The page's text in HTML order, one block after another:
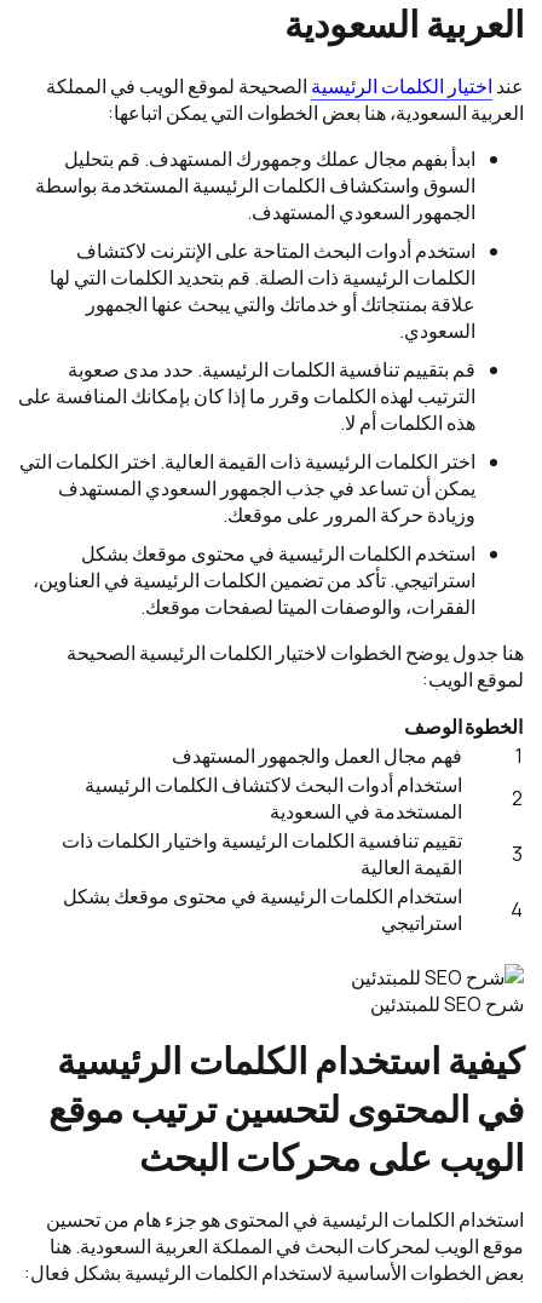
العربية السعودية
عند اختيار الكلمات الرئيسية الصحيحة لموقع الويب في المملكة
العربية السعودية، هنا بعض الخطوات التي يمكن اتباعها:
ابدأ بفهم مجال عملك وجمهورك المستهدف. قم بتحليل
السوق واستكشاف الكلمات الرئيسية المستخدمة بواسطة
الجمهور السعودي المستهدف.
استخدم أدوات البحث المتاحة على الإنترنت لاكتشاف
الكلمات الرئيسية ذات الصلة. قم بتحديد الكلمات التي لها
علاقة بمنتجاتك أو خدماتك والتي يبحث عنها الجمهور
السعودي.
قم بتقييم تنافسية الكلمات الرئيسية. حدد مدى صعوبة
الترتيب لهذه الكلمات وقرر ما إذا كان بإمكانك المنافسة على
هذه الكلمات أم لا.
اختر الكلمات الرئيسية ذات القيمة العالية. اختر الكلمات التي
يمكن أن تساعد في جذب الجمهور السعودي المستهدف
وزيادة حركة المرور على موقعك.
استخدم الكلمات الرئيسية في محتوى موقعك بشكل
استراتيجي. تأكد من تضمين الكلمات الرئيسية في العناوين،
الفقرات، والوصفات الميتا لصفحات موقعك.
هنا جدول يوضح الخطوات لاختيار الكلمات الرئيسية الصحيحة
لموقع الويب:
الخطوةالوصف
1
فهم مجال العمل والجمهور المستهدف
2
استخدام أدوات البحث لاكتشاف الكلمات الرئيسية
المستخدمة في السعودية
3
تقييم تنافسية الكلمات الرئيسية واختيار الكلمات ذات
القيمة العالية
4
استخدام الكلمات الرئيسية في محتوى موقعك بشكل
استراتيجي
شرح SEO للمبتدئين
كيفية استخدام الكلمات الرئيسية
في المحتوى لتحسين ترتيب موقع
الويب على محركات البحث
استخدام الكلمات الرئيسية في المحتوى هو جزء هام من تحسين
موقع الويب لمحركات البحث في المملكة العربية السعودية. هنا
بعض الخطوات الأساسية لاستخدام الكلمات الرئيسية بشكل فعال: